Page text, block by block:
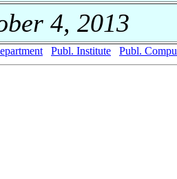
4, 2013
Publ. Institute Publ.